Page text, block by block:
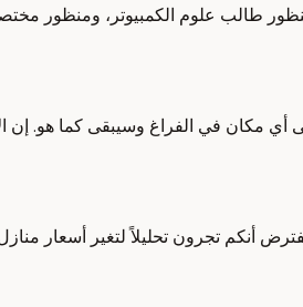
طالب علوم الكمبيوتر، ومنظور
أي مكان في الفراغ وسيبقى كما هو. إن
أنكم تجرون تحليلاً لتغير أسعار